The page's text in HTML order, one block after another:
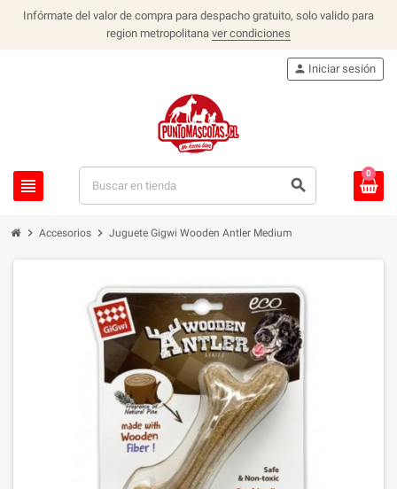
Infórmate del valor de compra para despacho gratuito, solo valido para
region metropolitana ver condiciones
view_headline search
person Iniciar sesión
0
chevron_right Accesorios chevron_right Juguete Gigwi Wooden Antler Medium